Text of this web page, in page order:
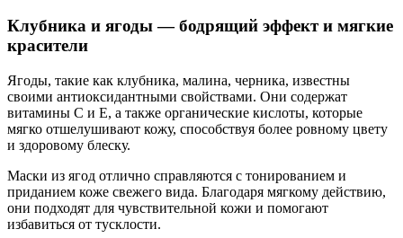
Клубника и ягоды — бодрящий эффект и мягкие
красители
Ягоды, такие как клубника, малина, черника, известны
своими антиоксидантными свойствами. Они содержат
витамины C и E, а также органические кислоты, которые
мягко отшелушивают кожу, способствуя более ровному цвету
и здоровому блеску.
Маски из ягод отлично справляются с тонированием и
приданием коже свежего вида. Благодаря мягкому действию,
они подходят для чувствительной кожи и помогают
избавиться от тусклости.